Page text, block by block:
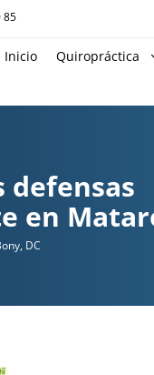
85
Inicio Quiropráctica
defensas
en
DC